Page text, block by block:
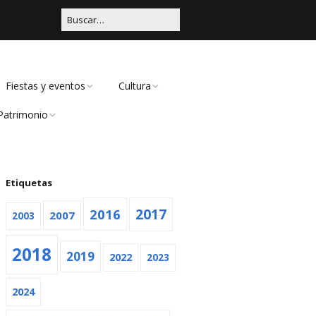
Fiestas y eventos
Carnaval
Feria
Navidad
Otras
Cultura
Religioso
Etiquetas
2003 2007 2016 2017
2018 2019 2022 2023
2024